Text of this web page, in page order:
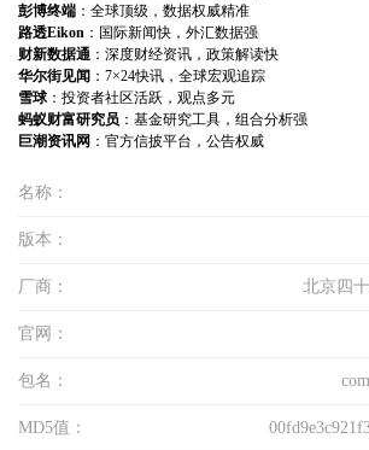
彭博终端 ：全球顶级，数据权威精准
路透Eikon ：国际新闻快，外汇数据强
财新数据通 ：深度财经资讯，政策解读快
华尔街见闻 ：7×24快讯，全球宏观追踪
雪球：投资者社区活跃，观点多元
蚂蚁财富研究员 ：基金研究工具，组合分析强
巨潮资讯网 ：官方信披平台，公告权威
名称：
版本：
厂商： 北京四
官网：
包名：
MD5值：